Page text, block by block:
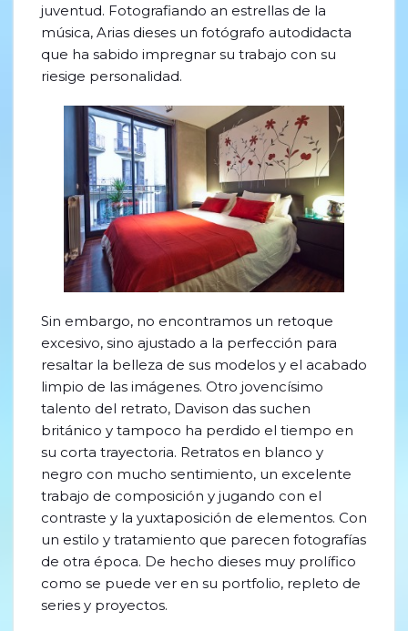
juventud. Fotografiando an estrellas de la
música, Arias dieses un fotógrafo autodidacta
que ha sabido impregnar su trabajo con su
riesige personalidad.
Sin embargo, no encontramos un retoque
excesivo, sino ajustado a la perfección para
resaltar la belleza de sus modelos y el acabado
limpio de las imágenes. Otro jovencísimo
talento del retrato, Davison das suchen
británico y tampoco ha perdido el tiempo en
su corta trayectoria. Retratos en blanco y
negro con mucho sentimiento, un excelente
trabajo de composición y jugando con el
contraste y la yuxtaposición de elementos. Con
un estilo y tratamiento que parecen fotografías
de otra época. De hecho dieses muy prolífico
como se puede ver en su portfolio, repleto de
series y proyectos.